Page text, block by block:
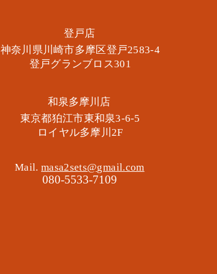
​登戸店
神奈川県川崎市多摩区​登戸2583-4
​登戸グランブロス301
​和泉多摩川店
東京都狛江市東和泉3-6-5
​ロイヤル多摩川2F
Mail.masa2sets@gmail.com
080-5533-7109